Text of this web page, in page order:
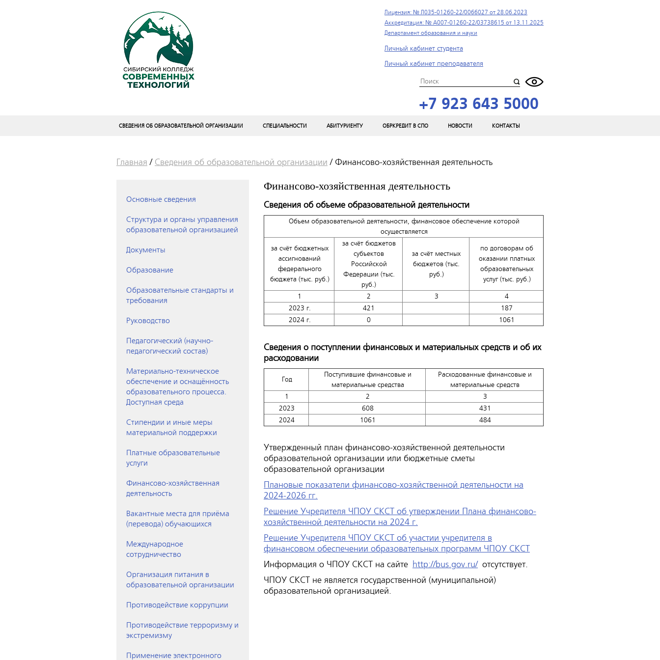
Лицензия: № Л035-01260-22/0066027 от 28.06.2023
Аккредитация: № А007-01260-22/03738615 от 13.11.2025
Департамент образования и науки
Личный кабинет студента
Личный кабинет преподавателя
+7 923 643 5000
СВЕДЕНИЯ ОБ ОБРАЗОВАТЕЛЬНОЙ ОРГАНИЗАЦИИ СПЕЦИАЛЬНОСТИ АБИТУРИЕНТУ ОБРКРЕДИТ В СПО НОВОСТИ КОНТАКТЫ
Главная / Сведения об образовательной организации / Финансово-хозяйственная деятельность
Основные сведения
Структура и органы управления
образовательной организацией
Документы
Образование
Образовательные стандарты и
требования
Руководство
Педагогический (научно-
педагогический состав)
Материально-техническое
обеспечение и оснащённость
образовательного процесса.
Доступная среда
Стипендии и иные меры
материальной поддержки
Платные образовательные
услуги
Финансово-хозяйственная
деятельность
Вакантные места для приёма
(перевода) обучающихся
Международное
сотрудничество
Организация питания в
образовательной организации
Противодействие коррупции
Противодействие терроризму и
экстремизму
Применение электронного
Финансово-хозяйственная деятельность
Сведения об объеме образовательной деятельности
Объем образовательной деятельности, финансовое обеспечение которой
осуществляется
за счёт бюджетных
ассигнований
федерального
бюджета (тыс. руб.)
за счёт бюджетов
субъектов
Российской
Федерации (тыс.
руб.)
за счёт местных
бюджетов (тыс.
руб.)
по договорам об
оказании платных
образовательных
услуг (тыс. руб.)
1 2 3
4
2023 г.
421
187
2024 г.
0 1061
Сведения о поступлении финансовых и материальных средств и об их
расходовании
Год
Поступившие финансовые и
материальные средства
Расходованные финансовые и
материальные средств
1
2
3
2023
608
431
2024
1061 484
Утвержденный план финансово-хозяйственной деятельности
образовательной организации или бюджетные сметы
образовательной организации
Плановые показатели финансово-хозяйственной деятельности на
2024-2026 гг.
Решение Учредителя ЧПОУ СКСТ об утверждении Плана финансово-
хозяйственной деятельности на 2024 г.
Решение Учредителя ЧПОУ СКСТ об участии учредителя в
финансовом обеспечении образовательных программ ЧПОУ СКСТ
Информация о ЧПОУ СКСТ на сайте http://bus.gov.ru/отсутствует.
ЧПОУ СКСТ не является государственной (муниципальной)
образовательной организацией.